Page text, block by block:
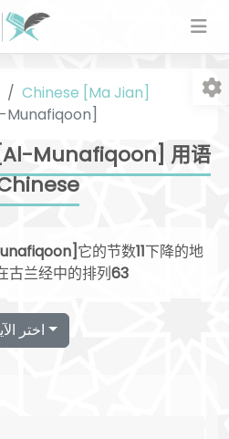
Chinese [Ma Jian]
Munafiqoon] 用语
它的节数11下降的地
古兰经中的排列63
اختر